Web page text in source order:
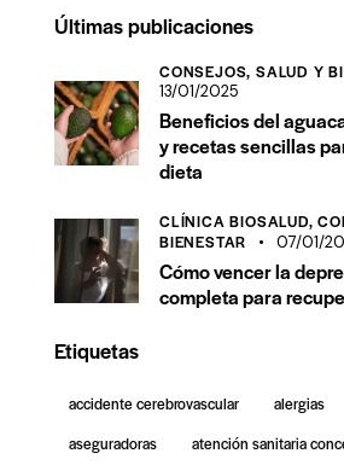
Últimas publicaciones
CONSEJOS,SALUD Y
13/01/2025
Beneficios del
y recetas sencillas
dieta
CLÍNICA BIOSALUD,
BIENESTAR
07/01/
Cómo vencer la
completa para
Etiquetas
accidente cerebrovascular alergias
aseguradoras
atención sanitaria